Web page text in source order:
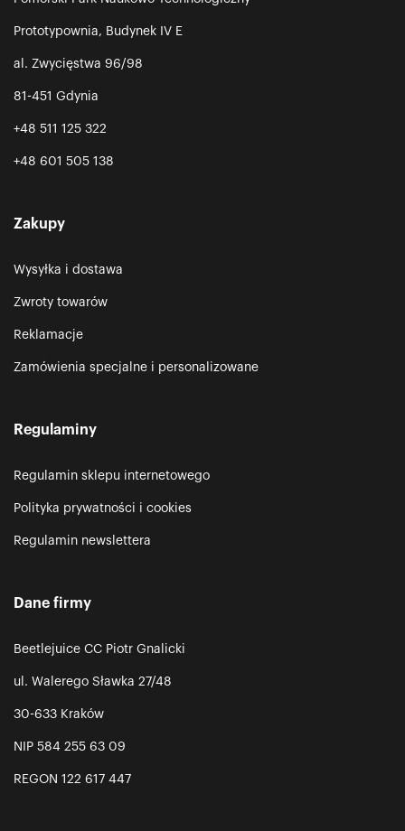
Prototypownia, Budynek IV E
al. Zwycięstwa 96/98
81-451 Gdynia
+48 511 125 322
+48 601 505 138
Zakupy
Wysyłka i dostawa
Zwroty towarów
Reklamacje
Zamówienia specjalne i personalizowane
Regulaminy
Regulamin sklepu internetowego
Polityka prywatności i cookies
Regulamin newslettera
Dane firmy
Beetlejuice CC Piotr Gnalicki
ul. Walerego Sławka 27/48
30-633 Kraków
NIP 584 255 63 09
REGON 122 617 447